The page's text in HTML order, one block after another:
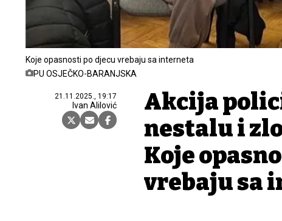
Koje opasnosti po djecu vrebaju sa interneta
PU OSJEČKO-BARANJSKA
21.11.2025., 19:17
Ivan Alilović
Akcija
nestalu i
Koje
vrebaju sa